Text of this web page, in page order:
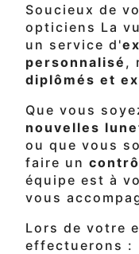
Soucieux de
opticiens La
un service d'
personnalisé ,
diplômés et
Que vous
nouvelles
ou que vous
faire un
équipe est à
vous
Lors de votre
effectuerons :